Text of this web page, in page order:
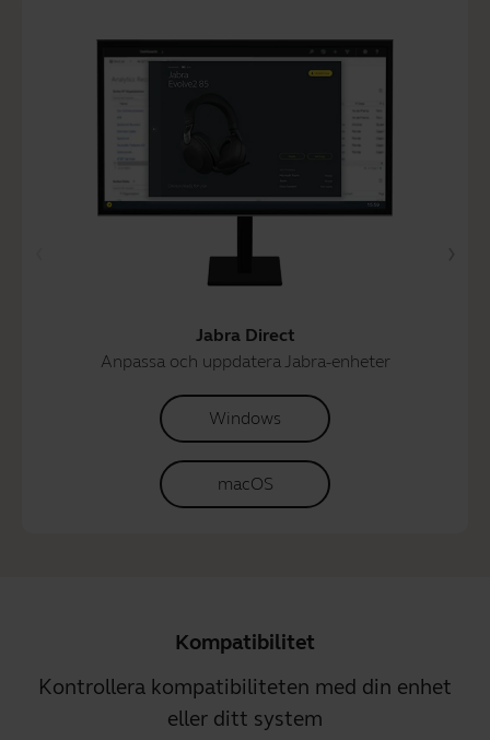
Jabra Direct
Anpassa och uppdatera Jabra-enheter
Windows
macOS
Kompatibilitet
Kontrollera kompatibiliteten med din enhet
eller ditt system